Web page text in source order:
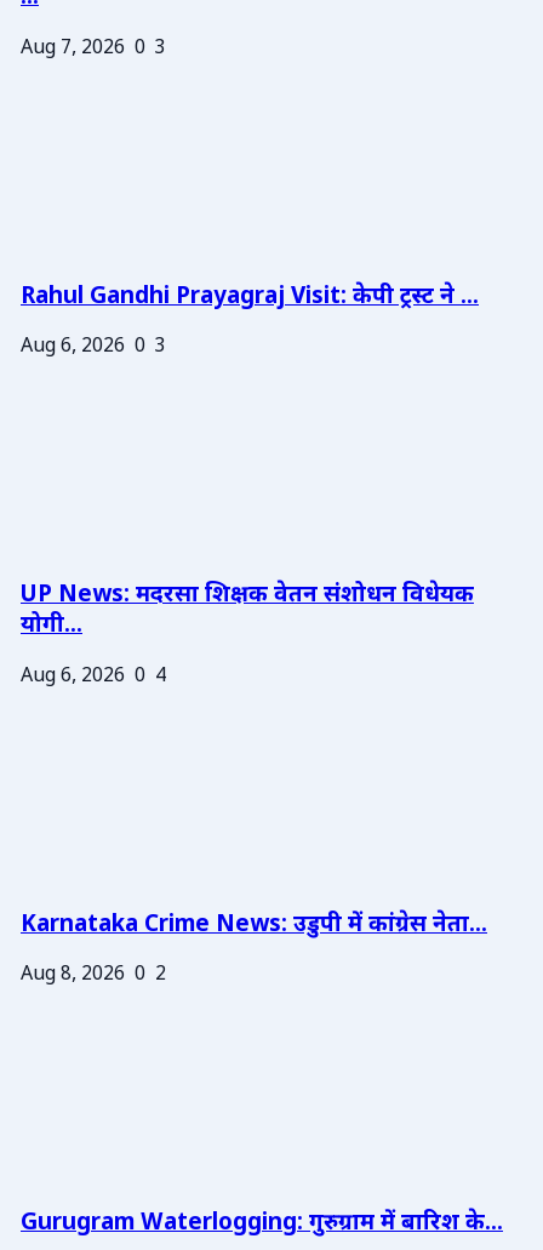
Aug 7, 2026 0 3
Rahul Gandhi Prayagraj Visit: केपी ट्रस्ट ने ...
Aug 6, 2026 0 3
UP News: मदरसा शिक्षक वेतन संशोधन विधेयक
योगी...
Aug 6, 2026 0 4
Karnataka Crime News: उडुपी में कांग्रेस नेता...
Aug 8, 2026 0 2
Gurugram Waterlogging: गुरुग्राम में बारिश के...